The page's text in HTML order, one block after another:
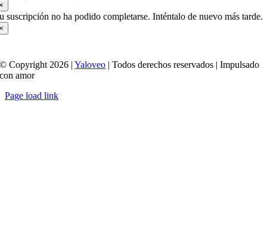
suscripción no ha podido completarse. Inténtalo de nuevo más tarde.
© Copyright 2026 |Yaloveo | Todos derechos reservados | Impulsado
con amor
Page load link